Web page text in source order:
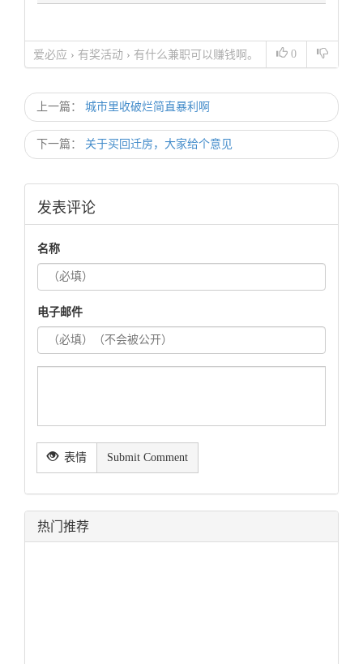
0
爱必应 › 有奖活动 › 有什么兼职可以赚钱啊。
上一篇： 城市里收破烂简直暴利啊
下一篇： 关于买回迁房，大家给个意见
发表评论
名称
电子邮件
表情 Submit Comment
热门推荐